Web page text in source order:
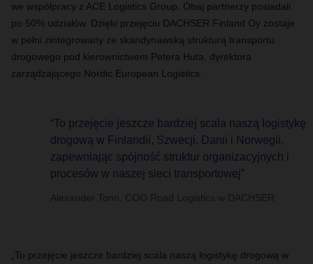
we współpracy z ACE Logistics Group. Obaj partnerzy posiadali
po 50% udziałów. Dzięki przejęciu DACHSER Finland Oy zostaje
w pełni zintegrowany ze skandynawską strukturą transportu
drogowego pod kierownictwem Petera Huta, dyrektora
zarządzającego Nordic European Logistics.
“To przejęcie jeszcze bardziej scala naszą logistykę
drogową w Finlandii, Szwecji, Danii i Norwegii,
zapewniając spójność struktur organizacyjnych i
procesów w naszej sieci transportowej”
Alexander Tonn, COO Road Logistics w DACHSER
„To przejęcie jeszcze bardziej scala naszą logistykę drogową w